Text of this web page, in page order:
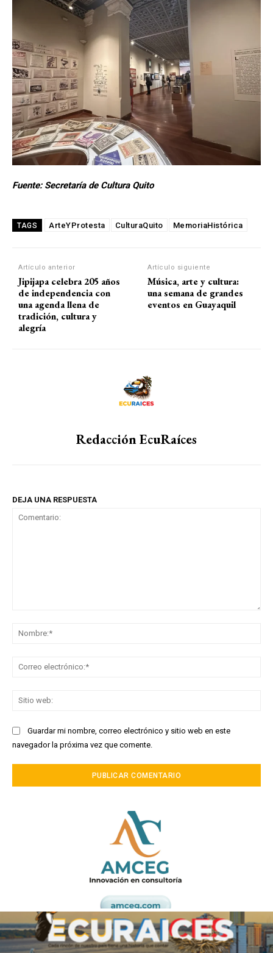
Fuente: Secretaría de Cultura Quito
TAGS ArteYProtesta CulturaQuito MemoriaHistórica
Artículo anterior
Jipijapa celebra 205 años
de independencia con
una agenda llena de
tradición, cultura y
alegría
Artículo siguiente
Música, arte y cultura:
una semana de grandes
eventos en Guayaquil
Redacción EcuRaíces
DEJA UNA RESPUESTA
Guardar mi nombre, correo electrónico y sitio web en este
navegador la próxima vez que comente.